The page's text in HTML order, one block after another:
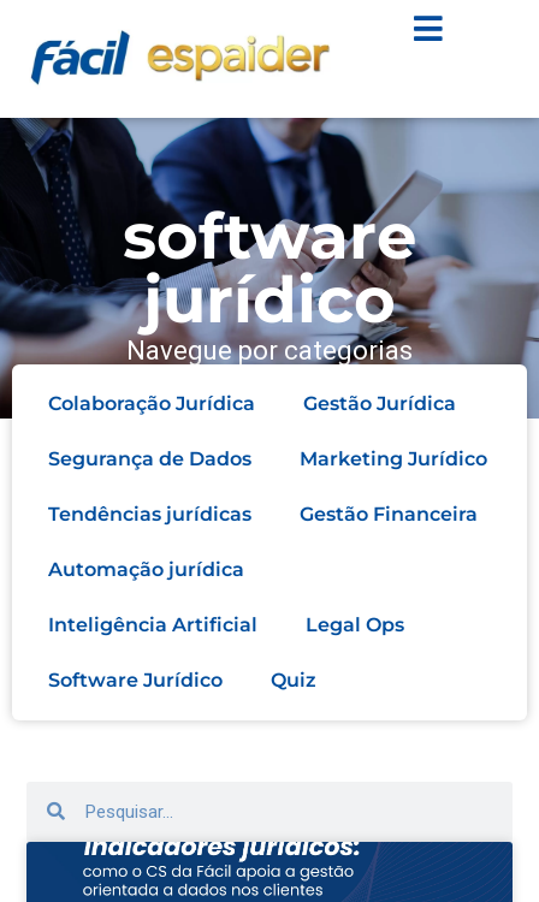
software
jurídico
Navegue por categorias
Colaboração Jurídica Gestão Jurídica
Segurança de Dados Marketing Jurídico
Tendências jurídicas Gestão Financeira
Automação jurídica
Inteligência Artificial Legal Ops
Software Jurídico Quiz